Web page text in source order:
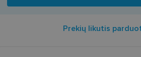
Prekių likutis